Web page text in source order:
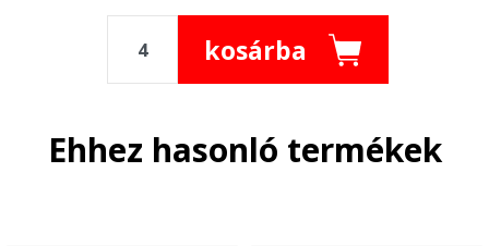
kosárba
Ehhez hasonló termékek